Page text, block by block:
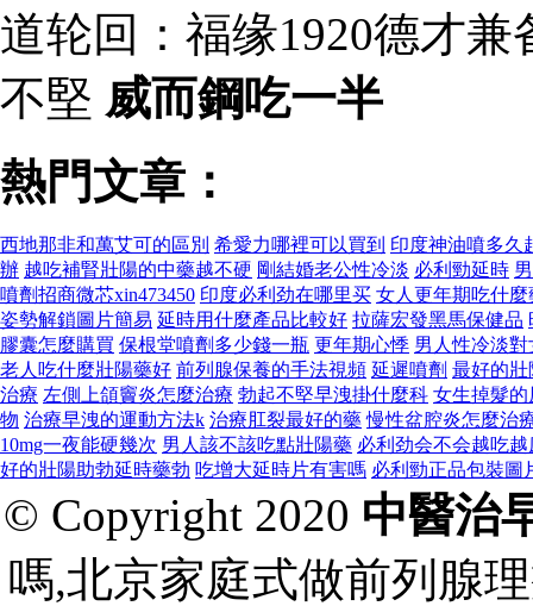
道轮回：福缘1920德才
不堅 威而鋼吃一半
熱門文章：
西地那非和萬艾可的區別 希愛力哪裡可以買到 印度神油噴多久
辦 越吃補腎壯陽的中藥越不硬 剛結婚老公性冷淡 必利勁延時
噴劑招商微芯xin473450 印度必利劲在哪里买 女人更年期吃什麼
姿勢解鎖圖片簡易 延時用什麼產品比較好 拉薩宏發黑馬保健品
膠囊怎麼購買 保根堂噴劑多少錢一瓶 更年期心悸 男人性冷淡
老人吃什麼壯陽藥好 前列腺保養的手法視頻 延遲噴劑 最好的壯
治療 左側上頜竇炎怎麼治療 勃起不堅早洩掛什麼科 女生掉髮
物 治療早洩的運動方法k 治療肛裂最好的藥 慢性盆腔炎怎麼治
10mg一夜能硬幾次 男人該不該吃點壯陽藥 必利劲会不会越吃越
好的壯陽助勃延時藥勃 吃增大延時片有害嗎 必利勁正品包裝圖
© Copyright 2020 中醫治
嗎,北京家庭式做前列腺